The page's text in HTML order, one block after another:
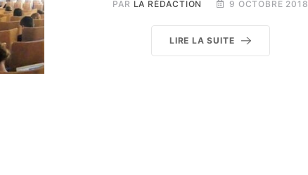
PAR LA RÉDACTION 9 OCTOBRE 2018
LIRE LA SUITE